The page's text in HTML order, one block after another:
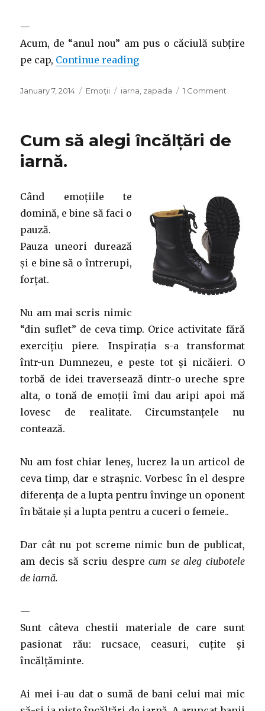
—
Acum, de “anul nou” am pus o căciulă subțire
pe cap, Continue reading“pe timp de Iarnă”
Posted
January 7, 2014 Categories
Emoţii Tags
iarna zapada 1 Comment
Iarnă
Cum să alegi încălțări de
iarnă.
Când emoțiile te
domină, e bine să faci o
pauză.
Pauza uneori durează
și e bine să o întrerupi,
forțat.
Nu am mai scris nimic
“din suflet” de ceva timp. Orice activitate fără
exercițiu piere. Inspirația s-a transformat
într-un Dumnezeu, e peste tot și nicăieri. O
torbă de idei traversează dintr-o ureche spre
alta, o tonă de emoții îmi dau aripi apoi mă
lovesc de realitate. Circumstanțele nu
contează.
Nu am fost chiar leneș, lucrez la un articol de
ceva timp, dar e strașnic. Vorbesc în el despre
diferența de a lupta pentru învinge un oponent
în bătaie și a lupta pentru a cuceri o femeie..
Dar cât nu pot screme nimic bun de publicat,
am decis să scriu desprecum se aleg ciubotele
de iarnă.
—
Sunt câteva chestii materiale de care sunt
pasionat rău: rucsace, ceasuri, cuțite și
încălțăminte.
Ai mei i-au dat o sumă de bani celui mai mic